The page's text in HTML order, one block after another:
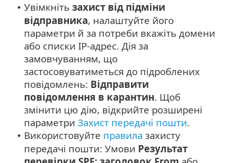
• Увімкніть захист від підміни
відправника, налаштуйте його
параметри й за потреби вкажіть домени
або списки IP-адрес. Дія за
замовчуванням, що
застосовуватиметься до підроблених
повідомлень: Відправити
повідомлення в карантин. Щоб
змінити цю дію, відкрийте розширені
параметри Захист передачі пошти.
• Використовуйте правила захисту
передачі пошти: Умови Результат